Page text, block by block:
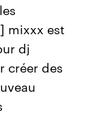
mixxx est
dj
créer des